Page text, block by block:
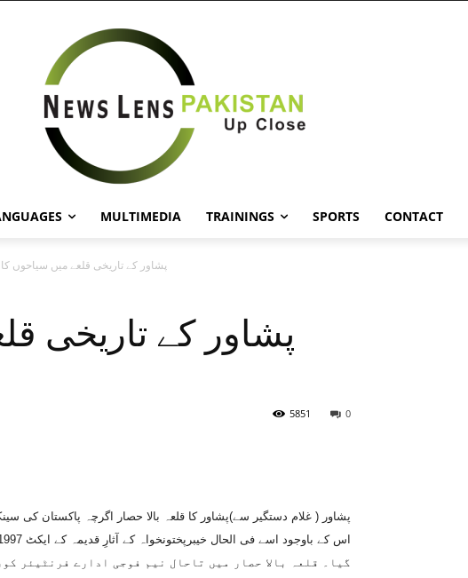
MULTIMEDIA TRAININGS SPORTS CONTACT
پشاور کے تاریخی قلعے میں سیاحوں کا
پشاور کے تاریخی
0
5851
پشاور ( غلام دستگیر سے)پشاور کا قلعہ بالا حصار اگرچہ پاکستان کی
گیا۔ قلعہ بالا حصار میں تاحال نیم فوجی ادارے فرنٹیئر